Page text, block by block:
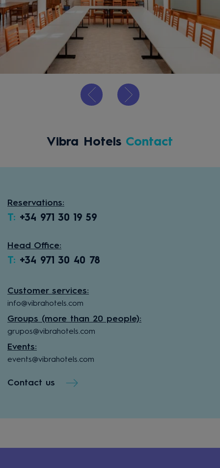
Vibra Hotels Contact
Reservations:
T: +34 971 30 19 59
Head Office:
T: +34 971 30 40 78
Customer services:
info@vibrahotels.com
Groups (more than 20 people):
grupos@vibrahotels.com
Events:
events@vibrahotels.com
Contact us